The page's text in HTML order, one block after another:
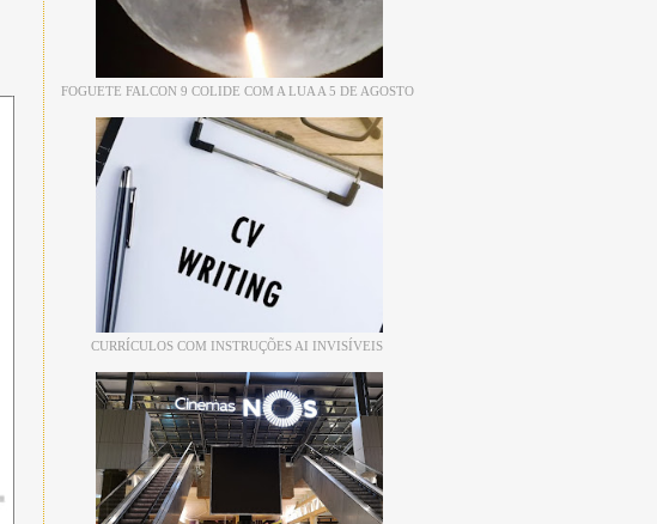
FOGUETE FALCON 9 COLIDE COM A LUA A 5 DE AGOSTO
CURRÍCULOS COM INSTRUÇÕES AI INVISÍVEIS